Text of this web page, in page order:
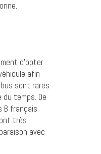
d’opter
afin
sont rares
temps. De
B français
très
avec